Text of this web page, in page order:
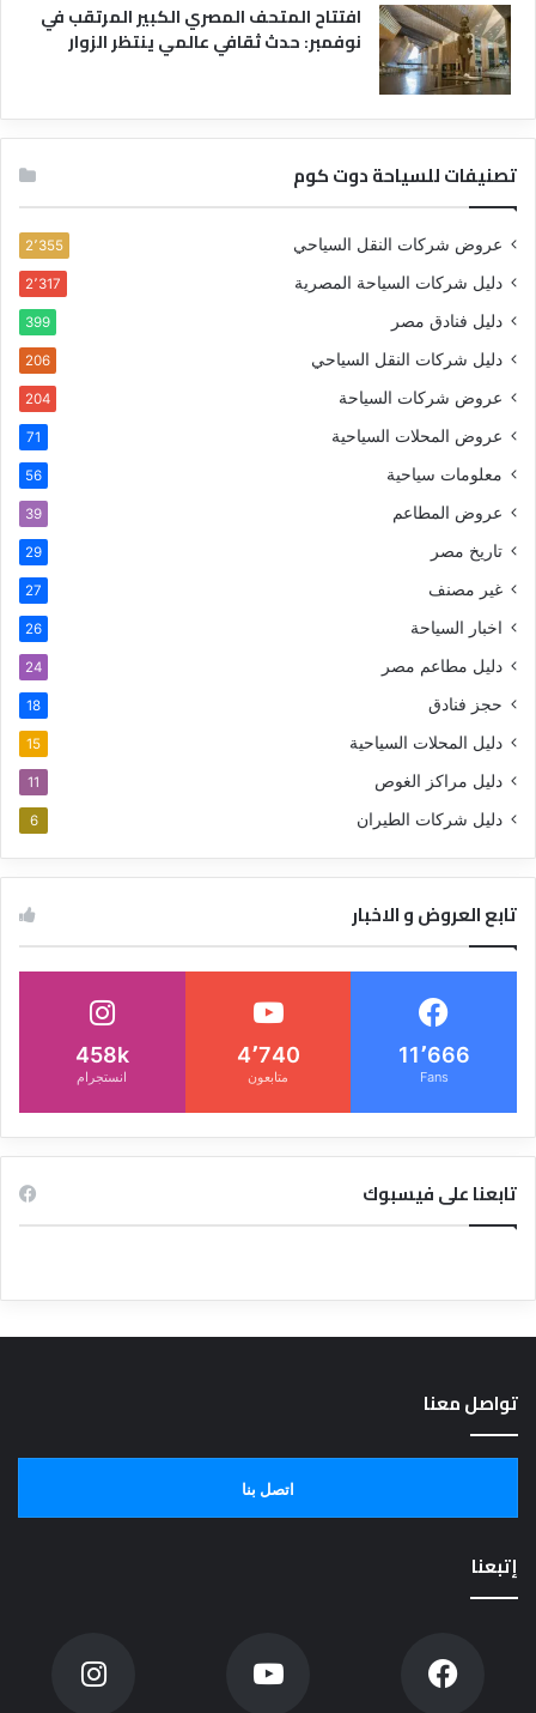
افتتاح المتحف المصري الكبير المرتقب في
نوفمبر: حدث ثقافي عالمي ينتظر الزوار
تصنيفات للسياحة دوت كوم
عروض شركات النقل السياحي 2٬355
دليل شركات السياحة المصرية 2٬317
دليل فنادق مصر 399
دليل شركات النقل السياحي 206
عروض شركات السياحة 204
عروض المحلات السياحية 71
معلومات سياحية 56
عروض المطاعم 39
تاريخ مصر 29
غير مصنف 27
اخبار السياحة 26
دليل مطاعم مصر 24
حجز فنادق 18
دليل المحلات السياحية 15
دليل مراكز الغوص 11
دليل شركات الطيران 6
تابع العروض و الاخبار
11٬666
Fans
4٬740
متابعون
458k
انستجرام
تابعنا على فيسبوك
تواصل معنا
اتصل بنا
إتبعنا